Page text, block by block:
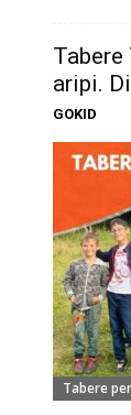
aripi.
GOKID
Tabere